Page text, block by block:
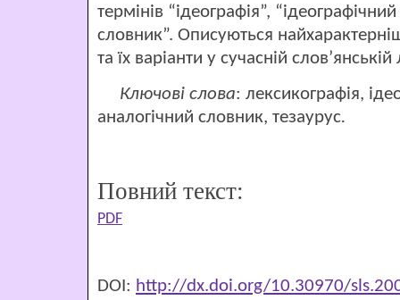
термінів “ідеографія”,
словник”. Описуються
та їх варіанти у сучасній слов’янській
Ключові слова: лексикографія,
аналогічний словник, тезаурус.
Повний текст:
PDF
DOI: http://dx.doi.org/10.30970/